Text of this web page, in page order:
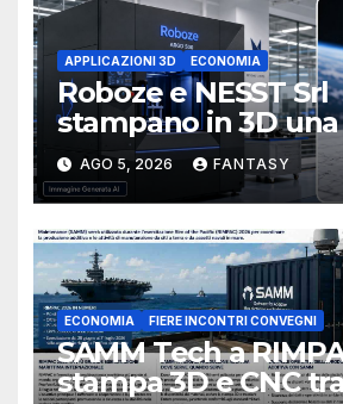
APPLICAZIONI 3D ECONOMIA
Roboze e NESST Srl
stampano in 3D
CubeSat 3U in
AGO 5, 2026 FANTASY
ECONOMIA FIERE INCONTRI CONVEGNI
SAMM Tech a
stampa 3D e CNC